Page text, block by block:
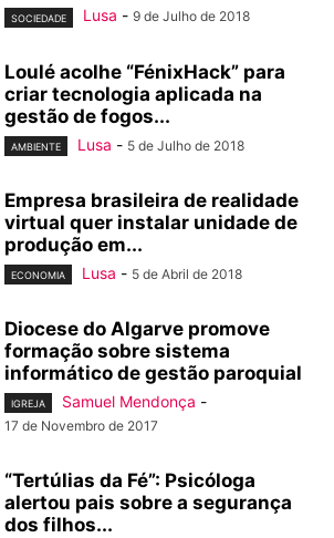
SOCIEDADE Lusa - 9 de Julho de 2018
Loulé acolhe “FénixHack” para
criar tecnologia aplicada na
gestão de fogos...
AMBIENTE Lusa - 5 de Julho de 2018
Empresa brasileira de realidade
virtual quer instalar unidade de
produção em...
ECONOMIA Lusa - 5 de Abril de 2018
Diocese do Algarve promove
formação sobre sistema
informático de gestão paroquial
IGREJA Samuel Mendonça -
17 de Novembro de 2017
“Tertúlias da Fé”: Psicóloga
alertou pais sobre a segurança
dos filhos...